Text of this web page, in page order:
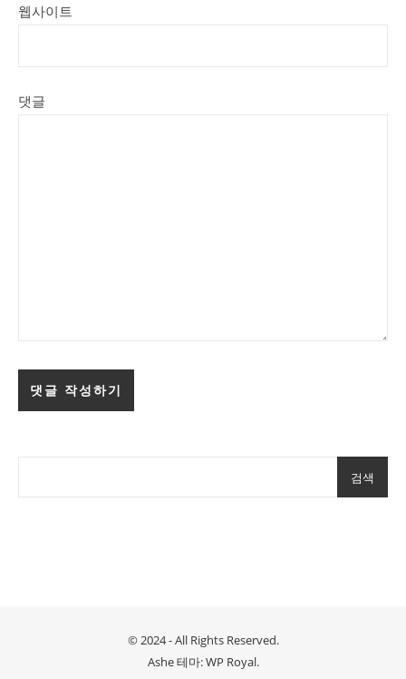
웹사이트
댓글
검색
© 2024 - All Rights Reserved.
Ashe 테마:WP Royal.